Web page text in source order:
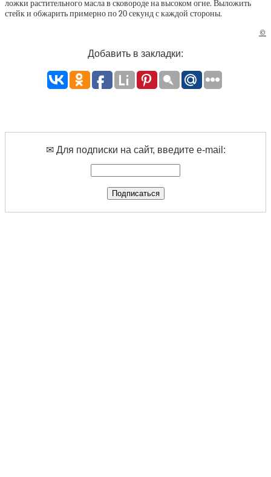
ложки растительного масла в сковороде на высоком огне. Выложить
стейк и обжарить примерно по 20 секунд с каждой стороны.
©
Добавить в закладки:
✉ Для подписки на сайт, введите e-mail: